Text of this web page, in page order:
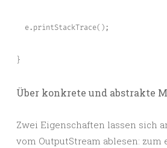
e.printStackTrace();
}
Über konkrete und abstrakte
Zwei Eigenschaften lassen sich
vom OutputStream ablesen: zum